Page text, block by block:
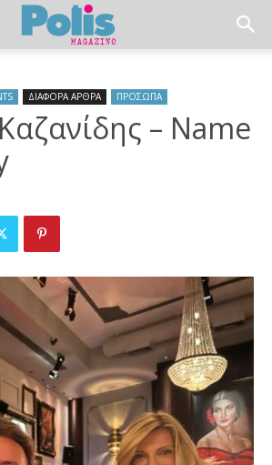
ΔΙΑΦΟΡΑ ΑΡΘΡΑ ΠΡΟΣΩΠΑ
– Name